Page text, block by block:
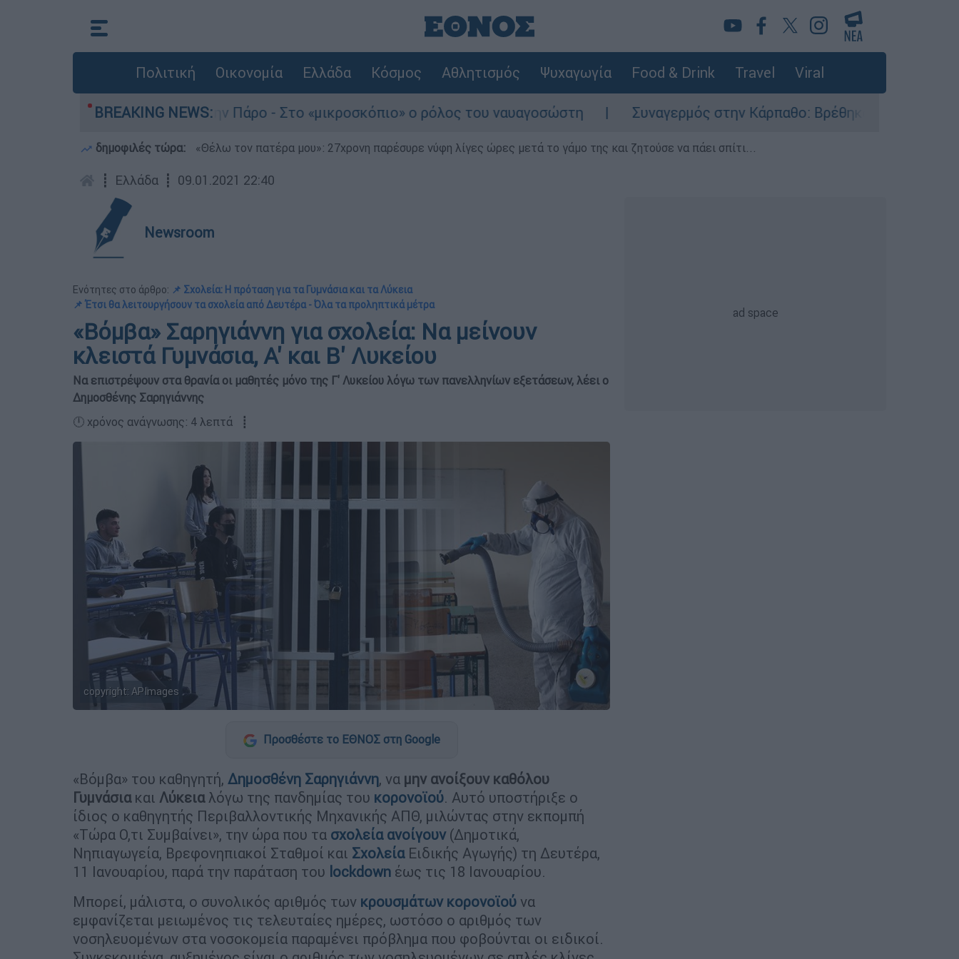
Πολιτική Οικονομία Ελλάδα Κόσμος Αθλητισμός Ψυχαγωγία Food & Drink Travel Viral
BREAKING NEWS:
του 4χρονου στην Πάρο - Στο «μικροσκόπιο» ο ρόλος του ναυαγοσώστη Συναγερμός στην Κάρπαθο: Βρέθηκαν παλιά πυρομαχικά στο
δημοφιλές τώρα: «Θέλω τον πατέρα μου»: 27χρονη παρέσυρε νύφη λίγες ώρες μετά το γάμο της και ζητούσε να πάει σπίτι...
┋ Ελλάδα ┋ 09.01.2021 22:40
Newsroom
Ενότητες στο άρθρο: 📌 Σχολεία: Η πρόταση για τα Γυμνάσια και τα Λύκεια
📌 Έτσι θα λειτουργήσουν τα σχολεία από Δευτέρα - Όλα τα προληπτικά μέτρα
«Βόμβα» Σαρηγιάννη για σχολεία: Να μείνουν
κλειστά Γυμνάσια, Α' και Β' Λυκείου
Να επιστρέψουν στα θρανία οι μαθητές μόνο της Γ' Λυκείου λόγω των πανελληνίων εξετάσεων, λέει ο
Δημοσθένης Σαρηγιάννης
🕛 χρόνος ανάγνωσης: 4 λεπτά ┋
copyright: APImages
Προσθέστε το ΕΘΝΟΣ στη Google
«Βόμβα» του καθηγητή, Δημοσθένη Σαρηγιάννη, να μην ανοίξουν καθόλου
Γυμνάσιακαι Λύκειαλόγω της πανδημίας του κορονοϊού. Αυτό υποστήριξε ο
ίδιος ο καθηγητής Περιβαλλοντικής Μηχανικής ΑΠΘ, μιλώντας στην εκπομπή
«Τώρα Ο,τι Συμβαίνει», την ώρα που τα σχολεία ανοίγουν(Δημοτικά,
Νηπιαγωγεία, Βρεφονηπιακοί Σταθμοί και ΣχολείαΕιδικής Αγωγής) τη Δευτέρα,
11 Ιανουαρίου, παρά την παράταση του lockdown έως τις 18 Ιανουαρίου.
Μπορεί, μάλιστα, ο συνολικός αριθμός των κρουσμάτων κορονοϊού να
εμφανίζεται μειωμένος τις τελευταίες ημέρες, ωστόσο ο αριθμός των
νοσηλευομένων στα νοσοκομεία παραμένει πρόβλημα που φοβούνται οι ειδικοί.